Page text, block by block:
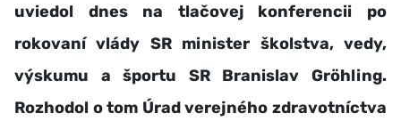
uviedol dnes na tlačovej konferencii po
rokovaní vlády SR minister školstva, vedy,
výskumu a športu SR Branislav Gröhling.
Rozhodol o tom Úrad verejného zdravotníctva